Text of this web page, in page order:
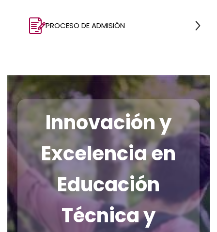
PROCESO DE ADMISIÓN
computadora,
Innovación y
Excelencia en
Educación
Técnica y